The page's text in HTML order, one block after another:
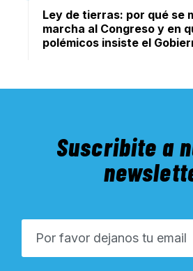
Ley de tierras: por qué se
marcha al Congreso y en
polémicos insiste el
Suscribite a